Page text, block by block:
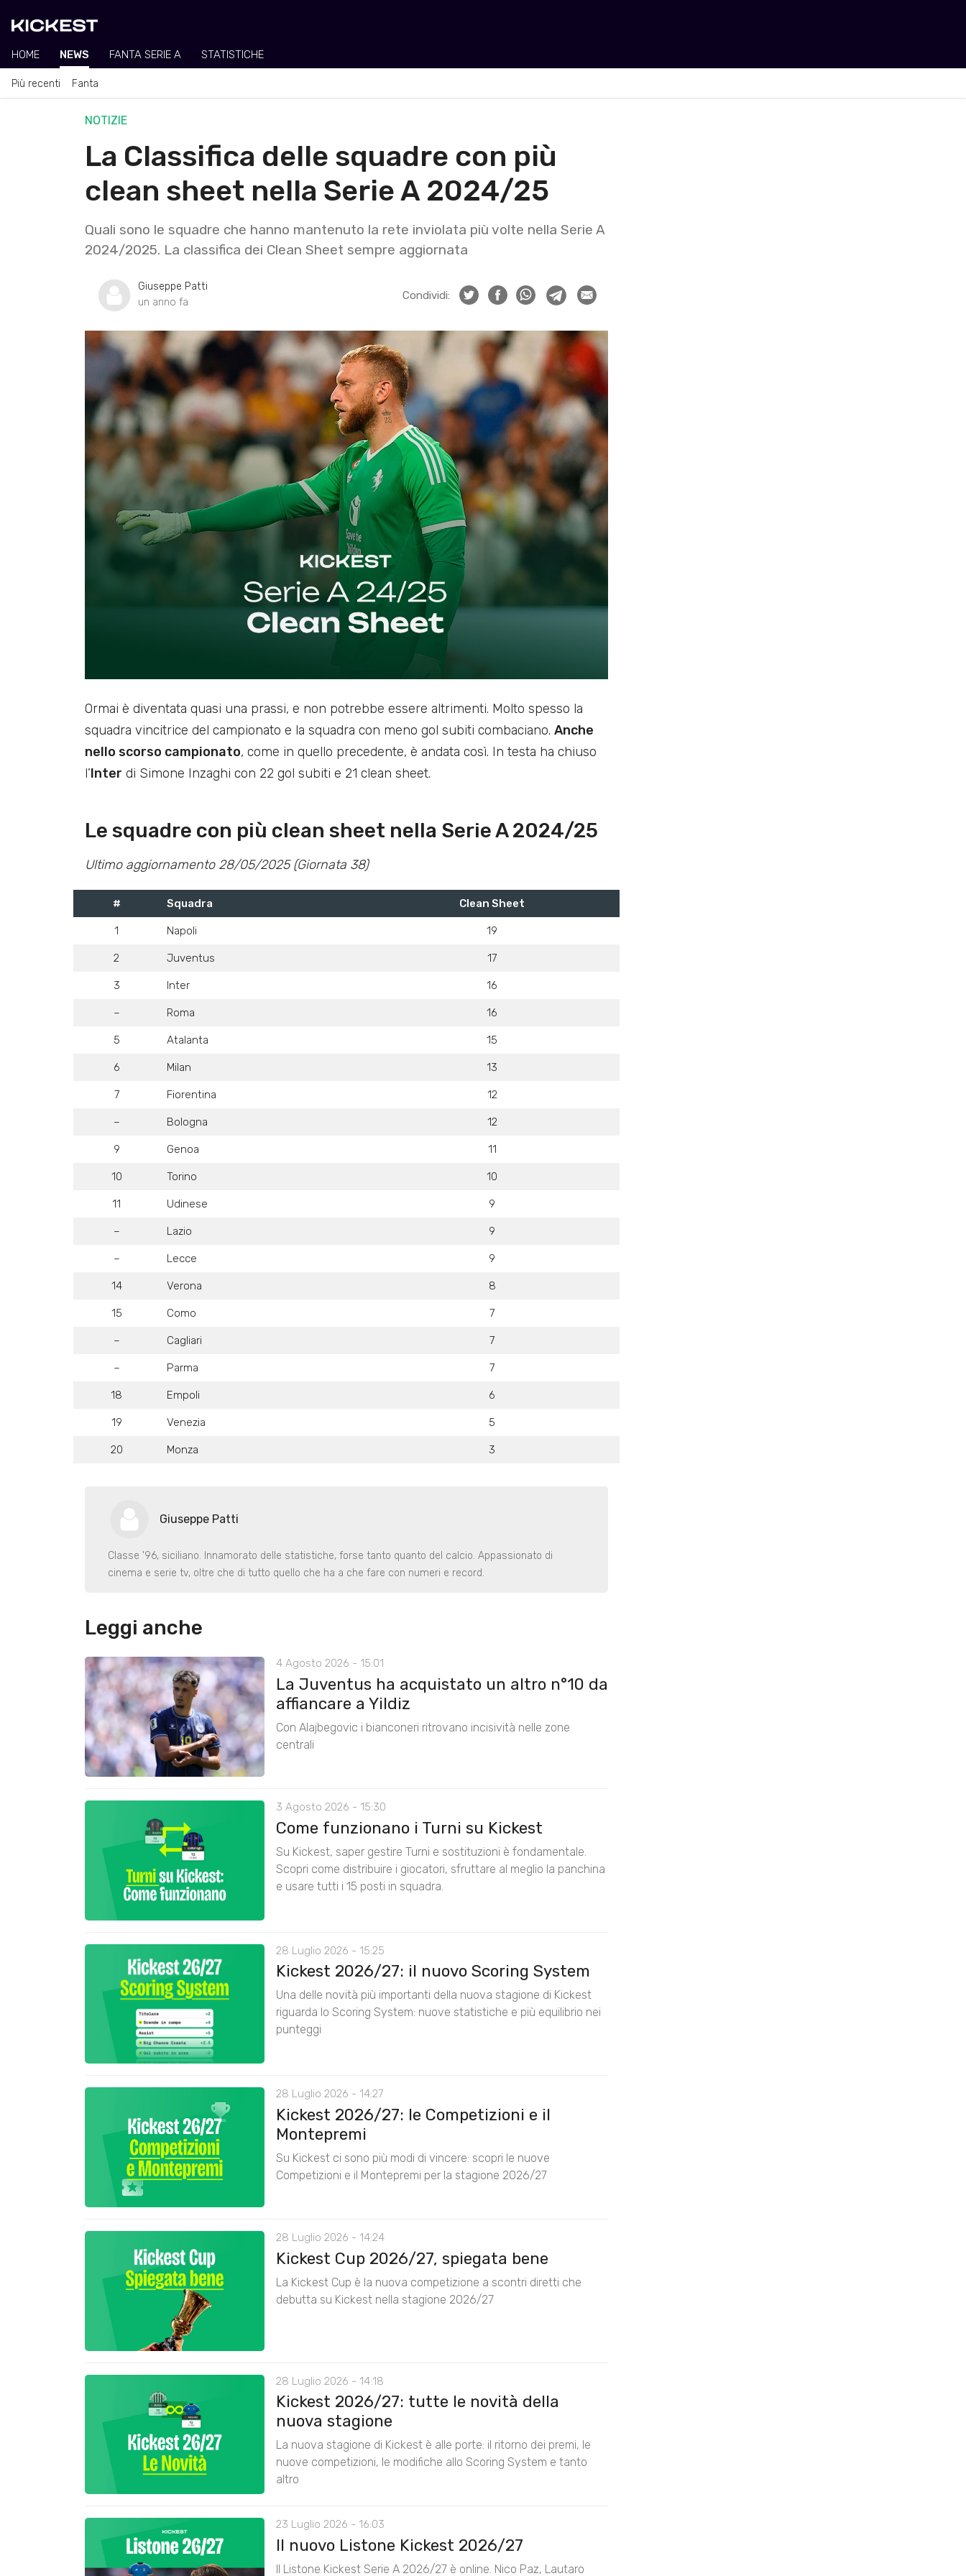
HOME NEWS FANTA SERIE A STATISTICHE
Più recenti Fanta
NOTIZIE
La Classifica delle squadre con più
clean sheet nella Serie A 2024/25
Quali sono le squadre che hanno mantenuto la rete inviolata più volte nella Serie A
2024/2025. La classifica dei Clean Sheet sempre aggiornata
Giuseppe Patti
un anno fa
Condividi:
Ormai è diventata quasi una prassi, e non potrebbe essere altrimenti. Molto spesso la
squadra vincitrice del campionato e la squadra con meno gol subiti combaciano. Anche
nello scorso campionato, come in quello precedente, è andata così. In testa ha chiuso
l’Inter di Simone Inzaghi con 22 gol subiti e 21 clean sheet.
Le squadre con più clean sheet nella Serie A 2024/25
Ultimo aggiornamento 28/05/2025 (Giornata 38)
# Squadra Clean Sheet
1 Napoli 19
2 Juventus 17
3 Inter 16
– Roma 16
5 Atalanta 15
6 Milan 13
7 Fiorentina 12
– Bologna 12
9 Genoa 11
10 Torino 10
11 Udinese 9
– Lazio 9
– Lecce 9
14 Verona 8
15 Como 7
– Cagliari 7
– Parma 7
18 Empoli 6
19 Venezia 5
20 Monza 3
Giuseppe Patti
Classe '96, siciliano. Innamorato delle statistiche, forse tanto quanto del calcio. Appassionato di
cinema e serie tv, oltre che di tutto quello che ha a che fare con numeri e record.
Leggi anche
4 Agosto 2026 - 15:01
La Juventus ha acquistato un altro n°10 da
affiancare a Yildiz
Con Alajbegovic i bianconeri ritrovano incisività nelle zone
centrali
3 Agosto 2026 - 15:30
Come funzionano i Turni su Kickest
Su Kickest, saper gestire Turni e sostituzioni è fondamentale.
Scopri come distribuire i giocatori, sfruttare al meglio la panchina
e usare tutti i 15 posti in squadra.
28 Luglio 2026 - 15:25
Kickest 2026/27: il nuovo Scoring System
Una delle novità più importanti della nuova stagione di Kickest
riguarda lo Scoring System: nuove statistiche e più equilibrio nei
punteggi
28 Luglio 2026 - 14:27
Kickest 2026/27: le Competizioni e il
Montepremi
Su Kickest ci sono più modi di vincere: scopri le nuove
Competizioni e il Montepremi per la stagione 2026/27
28 Luglio 2026 - 14:24
Kickest Cup 2026/27, spiegata bene
La Kickest Cup è la nuova competizione a scontri diretti che
debutta su Kickest nella stagione 2026/27
28 Luglio 2026 - 14:18
Kickest 2026/27: tutte le novità della
nuova stagione
La nuova stagione di Kickest è alle porte: il ritorno dei premi, le
nuove competizioni, le modifiche allo Scoring System e tanto
altro
23 Luglio 2026 - 16:03
Il nuovo Listone Kickest 2026/27
Il Listone Kickest Serie A 2026/27 è online. Nico Paz, Lautaro